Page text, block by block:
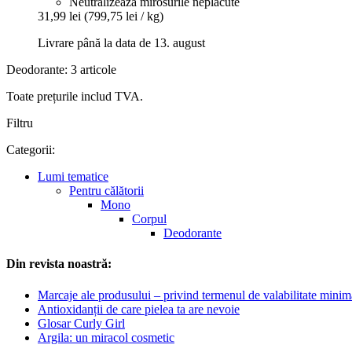
31,99 lei (799,75 lei / kg)
Livrare până la data de 13. august
Deodorante: 3 articole
Toate prețurile includ TVA.
Filtru
Categorii:
Lumi tematice
Pentru călătorii
Mono
Corpul
Deodorante
Din revista noastră:
Marcaje ale produsului – privind termenul de valabilitate
Antioxidanții de care pielea ta are nevoie
Glosar Curly Girl
Argila: un miracol cosmetic